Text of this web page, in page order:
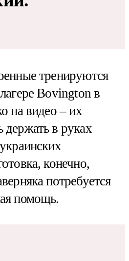
тренируются
Bovington в
на видео – их
в руках
конечно,
потребуется
помощь.